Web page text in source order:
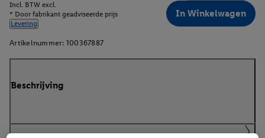
Incl. BTW excl.
* Door fabrikant geadviseerde prijs
Levering
In Winkelwagen
Artikelnummer: 100367887
Beschrijving